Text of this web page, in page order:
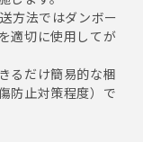
方法ではダンボー
適切に使用してが
るだけ簡易的な梱
防止対策程度）で